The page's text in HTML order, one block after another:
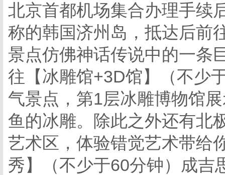
北京首都机场集合办理手续
称的韩国济州岛，抵达后前
景点仿佛神话传说中的一条
往【冰雕馆+3D馆】（不少
气景点，第1层冰雕博物馆
鱼的冰雕。除此之外还有北
艺术区，体验错觉艺术带给
秀】（不少于60分钟）成吉